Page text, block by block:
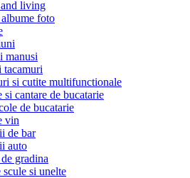
living
foto
manusi
tacamuri
si cutite multifunctionale
si cantare de bucatarie
de bucatarie
vin
de bar
auto
gradina
scule si unelte